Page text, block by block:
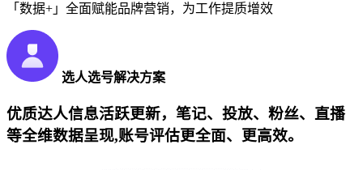
「数据+」全面赋能品牌营销，为工作提质增效
选人选号解决方案
优质达人信息活跃更新，笔记、投放、粉丝、直播
等全维数据呈现,账号评估更全面、更高效。